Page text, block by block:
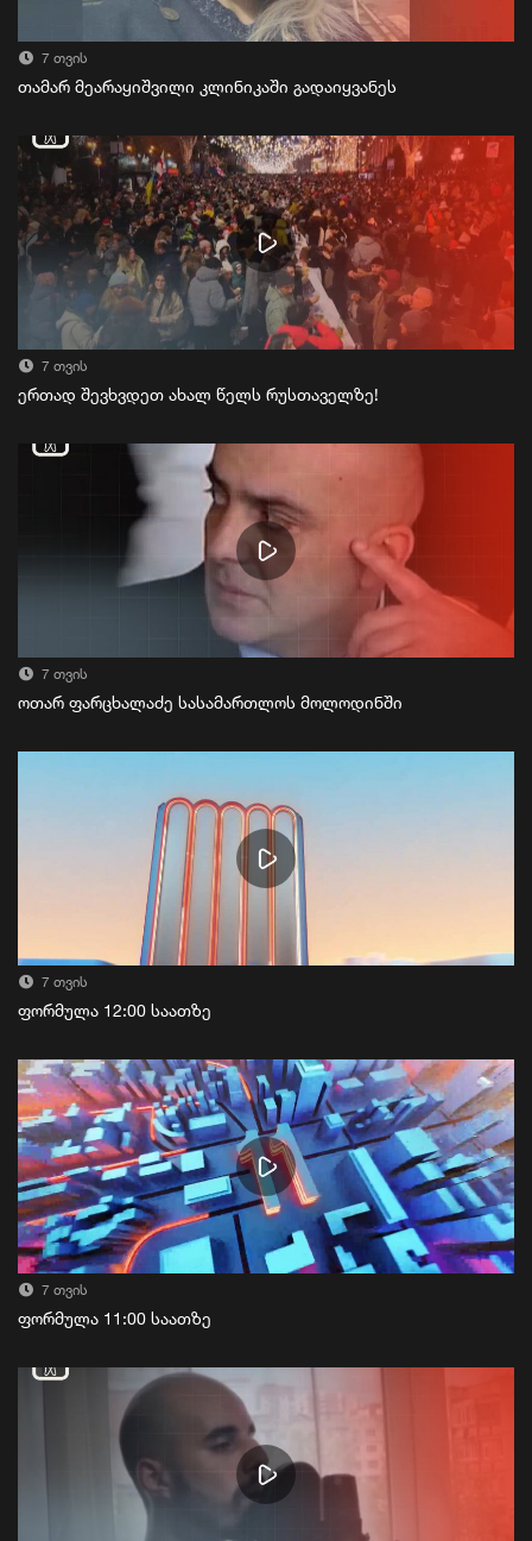
7 თვის
თამარ მეარაყიშვილი კლინიკაში გადაიყვანეს
7 თვის
ერთად შევხვდეთ ახალ წელს რუსთაველზე!
7 თვის
ოთარ ფარცხალაძე სასამართლოს მოლოდინში
7 თვის
ფორმულა 12:00 საათზე
7 თვის
ფორმულა 11:00 საათზე